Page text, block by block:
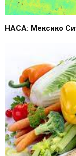
НАСА: Мексико